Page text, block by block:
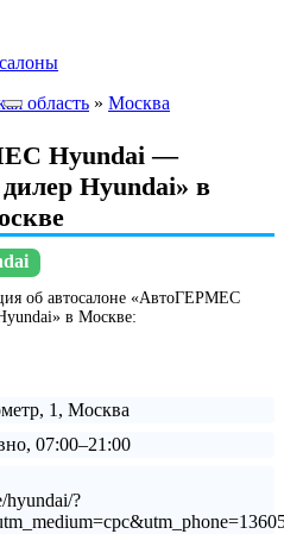
область » Москва
Hyundai —
Hyundai» в
об автосалоне «АвтоГЕРМЕС
в Москве:
1, Москва
07:00–21:00
hyundai/?